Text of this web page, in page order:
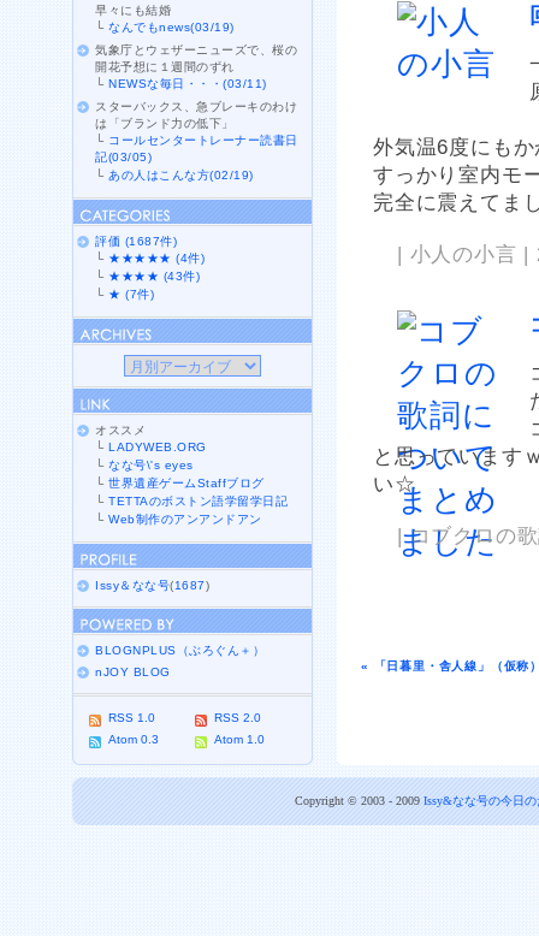
外気温6度にも
すっかり室内モ
完全に震えてま
| 小人の小言 |
と思っています
い☆
| コブクロの
« 「日暮里・舎人線」（仮称
早々にも結婚
└なんでもnews(03/19)
気象庁とウェザーニューズで、桜の
開花予想に１週間のずれ
└NEWSな毎日・・・(03/11)
スターバックス、急ブレーキのわけ
は「ブランド力の低下」
└ コールセンタートレーナー読書日
記(03/05)
└ あの人はこんな方(02/19)
評価 (1687件)
└ ★★★★★ (4件)
└ ★★★★ (43件)
└ ★ (7件)
オススメ
└LADYWEB.ORG
└なな号\'s eyes
└世界遺産ゲームStaffブログ
└TETTAのボストン語学留学日記
└Web制作のアンアンドアン
Issy＆なな号(1687)
BLOGNPLUS（ぶろぐん＋）
nJOY BLOG
RSS 1.0
RSS 2.0
Atom 0.3
Atom 1.0
Copyright © 2003 - 2009 Issy&なな号の今日